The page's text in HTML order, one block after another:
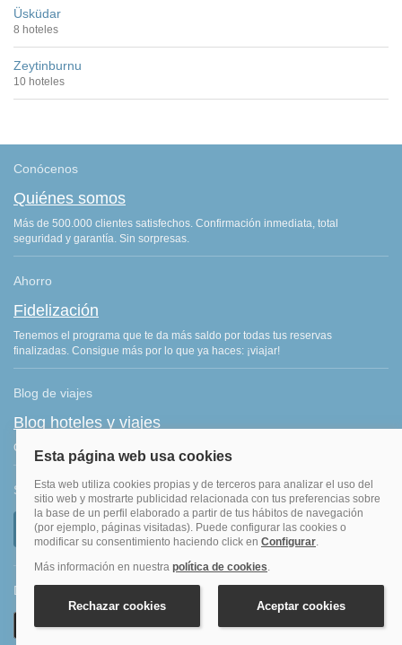
Üsküdar
8 hoteles
Zeytinburnu
10 hoteles
Conócenos
Quiénes somos
Más de 500.000 clientes satisfechos. Confirmación inmediata, total
seguridad y garantía. Sin sorpresas.
Ahorro
Fidelización
Tenemos el programa que te da más saldo por todas tus reservas
finalizadas. Consigue más por lo que ya haces: ¡viajar!
Blog de viajes
Blog hoteles y viajes
Consejos de viajes, ofertas de hoteles y últimas noticias del sector.
Síguenos
Descarga nuestra APP